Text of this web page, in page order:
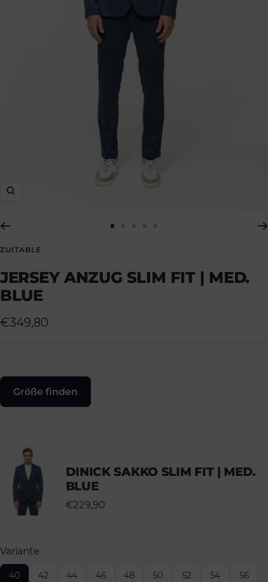
Zoom
gehen
gehen
gehen
gehen
gehen
ZUITABLE
JERSEY ANZUG SLIM FIT | MED.
BLUE
Angebotspreis
€349,80
Größe finden
DINICK SAKKO SLIM FIT | MED.
BLUE
€229,90
Variante
40 42 44 46 48 50 52 54 56